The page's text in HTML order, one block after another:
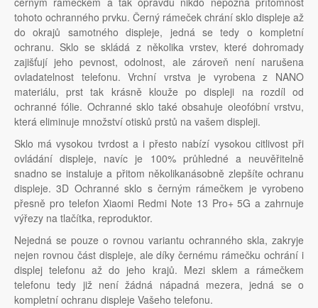
tohoto ochranného prvku. Černý rámeček chrání sklo displeje až
do okrajů samotného displeje, jedná se tedy o kompletní
ochranu. Sklo se skládá z několika vrstev, které dohromady
zajišťují jeho pevnost, odolnost, ale zároveň není narušena
ovladatelnost telefonu. Vrchní vrstva je vyrobena z NANO
materiálu, prst tak krásně klouže po displeji na rozdíl od
ochranné fólie. Ochranné sklo také obsahuje oleofóbní vrstvu,
která eliminuje množství otisků prstů na vašem displeji.
Sklo má vysokou tvrdost a i přesto nabízí vysokou citlivost při
ovládání displeje, navíc je 100% průhledné a neuvěřitelně
snadno se instaluje a přitom několikanásobně zlepšíte ochranu
displeje. 3D Ochranné sklo s černým rámečkem je vyrobeno
přesně pro telefon Xiaomi Redmi Note 13 Pro+ 5G a zahrnuje
výřezy na tlačítka, reproduktor.
Nejedná se pouze o rovnou variantu ochranného skla, zakryje
nejen rovnou část displeje, ale díky černému rámečku ochrání i
displej telefonu až do jeho krajů. Mezi sklem a rámečkem
telefonu tedy již není žádná nápadná mezera, jedná se o
kompletní ochranu displeje Vašeho telefonu.